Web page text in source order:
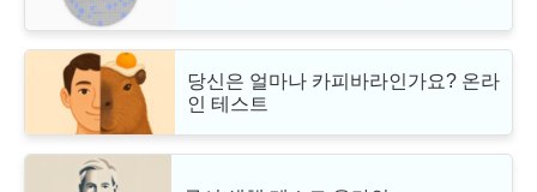
당신은 얼마나 카피바라인가요? 온라
인 테스트